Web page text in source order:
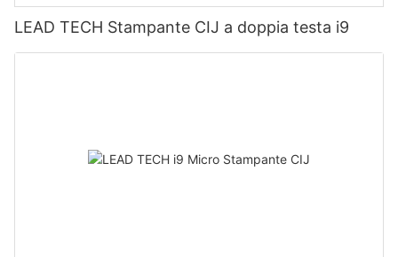
LEAD TECH Stampante CIJ a doppia testa i9